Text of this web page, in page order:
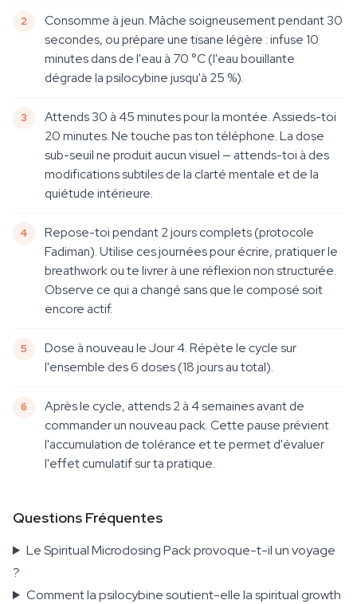
Consomme à jeun. Mâche soigneusement pendant 30
secondes, ou prépare une tisane légère : infuse 10
minutes dans de l'eau à 70 °C (l'eau bouillante
dégrade la psilocybine jusqu'à 25 %).
Attends 30 à 45 minutes pour la montée. Assieds-toi
20 minutes. Ne touche pas ton téléphone. La dose
sub-seuil ne produit aucun visuel — attends-toi à des
modifications subtiles de la clarté mentale et de la
quiétude intérieure.
Repose-toi pendant 2 jours complets (protocole
Fadiman). Utilise ces journées pour écrire, pratiquer le
breathwork ou te livrer à une réflexion non structurée.
Observe ce qui a changé sans que le composé soit
encore actif.
Dose à nouveau le Jour 4. Répète le cycle sur
l'ensemble des 6 doses (18 jours au total).
Après le cycle, attends 2 à 4 semaines avant de
commander un nouveau pack. Cette pause prévient
l'accumulation de tolérance et te permet d'évaluer
l'effet cumulatif sur ta pratique.
Questions Fréquentes
Le Spiritual Microdosing Pack provoque-t-il un voyage
?
Comment la psilocybine soutient-elle la spiritual growth